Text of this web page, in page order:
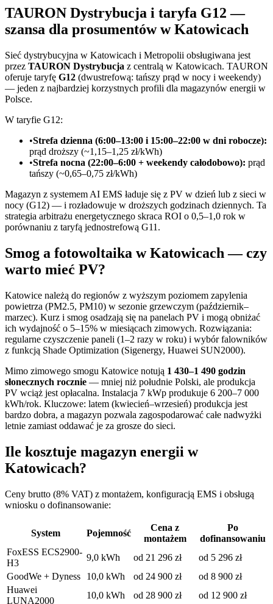
TAURON Dystrybucja i taryfa G12 —
szansa dla prosumentów w Katowicach
Sieć dystrybucyjna w Katowicach i Metropolii obsługiwana jest
przez TAURON Dystrybucja z centralą w Katowicach. TAURON
oferuje taryfę G12 (dwustrefową: tańszy prąd w nocy i weekendy)
— jeden z najbardziej korzystnych profili dla magazynów energii w
Polsce.
W taryfie G12:
•Strefa dzienna (6:00–13:00 i 15:00–22:00 w dni robocze):
prąd droższy (~1,15–1,25 zł/kWh)
•Strefa nocna (22:00–6:00 + weekendy całodobowo): prąd
tańszy (~0,65–0,75 zł/kWh)
Magazyn z systemem AI EMS ładuje się z PV w dzień lub z sieci w
nocy (G12) — i rozładowuje w droższych godzinach dziennych. Ta
strategia arbitrażu energetycznego skraca ROI o 0,5–1,0 rok w
porównaniu z taryfą jednostrefową G11.
Smog a fotowoltaika w Katowicach — czy
warto mieć PV?
Katowice należą do regionów z wyższym poziomem zapylenia
powietrza (PM2.5, PM10) w sezonie grzewczym (październik–
marzec). Kurz i smog osadzają się na panelach PV i mogą obniżać
ich wydajność o 5–15% w miesiącach zimowych. Rozwiązania:
regularne czyszczenie paneli (1–2 razy w roku) i wybór falowników
z funkcją Shade Optimization (Sigenergy, Huawei SUN2000).
Mimo zimowego smogu Katowice notują 1 430–1 490 godzin
słonecznych rocznie — mniej niż południe Polski, ale produkcja
PV wciąż jest opłacalna. Instalacja 7 kWp produkuje 6 200–7 000
kWh/rok. Kluczowe: latem (kwiecień–wrzesień) produkcja jest
bardzo dobra, a magazyn pozwala zagospodarować całe nadwyżki
letnie zamiast oddawać je za grosze do sieci.
Ile kosztuje magazyn energii w
Katowicach?
Ceny brutto (8% VAT) z montażem, konfiguracją EMS i obsługą
wniosku o dofinansowanie:
System Pojemność
Cena z
montażem
Po
dofinansowaniu
FoxESS ECS2900-
H3
9,0 kWh od 21 296 zł
od 5 296 zł
GoodWe + Dyness
10,0 kWh od 24 900 zł
od 8 900 zł
Huawei
LUNA2000
10,0 kWh od 28 900 zł od 12 900 zł